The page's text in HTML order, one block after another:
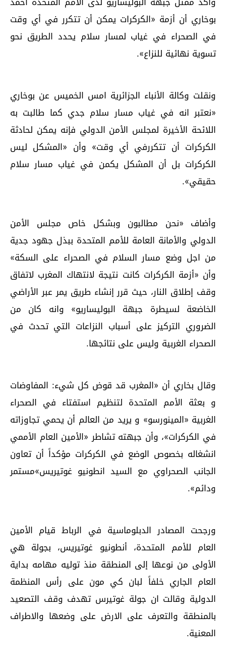
بوخاري أن أزمة «الكركرات يمكن أن تتكرر في أي وقت
في الصحراء في غياب لمسار سلام يحدد الطريق نحو
تسوية نهائية للنزاع».
ونقلت وكالة الأنباء الجزائرية امس الخميس عن بوخاري
«نعتبر انه في غياب مسار سلام جدي كما طالبت به
اللائحة الأخيرة لمجلس الأمن الدولي فإنه يمكن لحادثة
الكركرات أن تتكررفي أي وقت» وأن «المشكل ليس
الكركرات بل أن المشكل يكمن في غياب مسار سلام
حقيقي».
وأضاف «نحن مطالبون وبشكل خاص مجلس الأمن
الدولي والأمانة العامة للأمم المتحدة ببذل جهود جدية
من اجل وضع مسار السلام في الصحراء على السكة»
وأن «أزمة الكركرات كانت نتيجة لانتهاك المغرب لاتفاق
وقف إطلاق النار، حيث قرر إنشاء طريق يمر عبر الأراضي
الخاضعة لسيطرة جبهة البوليساريو» وانه كان من
الضروري التركيز على أسباب النزاعات التي تحدث في
الصحراء الغربية وليس على نتائجها.
وقال بخاري أن «المغرب قد قوض كل شيء: المفاوضات
و بعثة الأمم المتحدة لتنظيم استفتاء في الصحراء
الغربية «المينورسو» و يريد من العالم أن يحمي تجاوزاته
في الكركرات»، وأن جبهته تشاطر «الأمين العام الأممي
انشغاله بخصوص الوضع في الكركرات مؤكداً أن تعاون
الجانب الصحراوي مع السيد انطونيو غوتيريس»مستمر
ودائم».
ورجحت المصادر الدبلوماسية في الرباط قيام الأمين
العام للأمم المتحدة، أنطونيو غوتيريس، بجولة هي
الأولى من نوعها إلى المنطقة منذ توليه مهامه بداية
العام الجاري خلفاً لبان كي مون على رأس المنظمة
الدولية وقالت ان جولة غوتيرس تهدف وقف التصعيد
بالمنطقة والتعرف على الارض على وضعها والاطراف
المعنية.